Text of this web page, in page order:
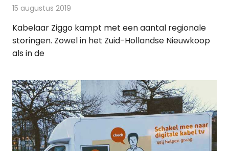
15 augustus 2019
Kabelaar Ziggo kampt met een aantal regionale
storingen. Zowel in het Zuid-Hollandse Nieuwkoop
als in de